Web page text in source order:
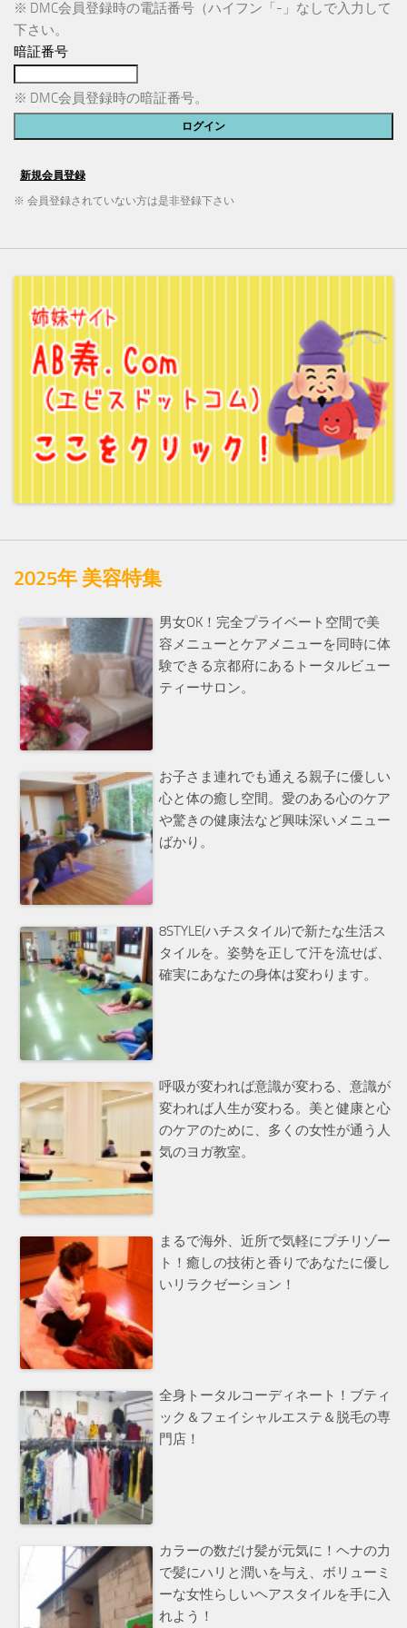
※ DMC会員登録時の電話番号（ハイフン「-」なしで入力して
下さい。
暗証番号
※ DMC会員登録時の暗証番号。
※ 会員登録されていない方は是非登録下さい
2025年 美容特集
男女OK！完全プライベート空間で美
容メニューとケアメニューを同時に体
験できる京都府にあるトータルビュー
ティーサロン。
お子さま連れでも通える親子に優しい
心と体の癒し空間。愛のある心のケア
や驚きの健康法など興味深いメニュー
ばかり。
8STYLE(ハチスタイル)で新たな生活ス
タイルを。姿勢を正して汗を流せば、
確実にあなたの身体は変わります。
呼吸が変われば意識が変わる、意識が
変われば人生が変わる。美と健康と心
のケアのために、多くの女性が通う人
気のヨガ教室。
まるで海外、近所で気軽にプチリゾー
ト！癒しの技術と香りであなたに優し
いリラクゼーション！
全身トータルコーディネート！ブティ
ック＆フェイシャルエステ＆脱毛の専
門店！
カラーの数だけ髪が元気に！ヘナの力
で髪にハリと潤いを与え、ボリューミ
ーな女性らしいヘアスタイルを手に入
れよう！